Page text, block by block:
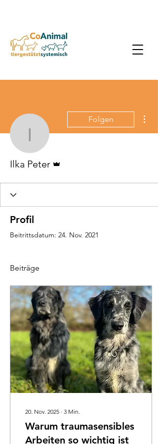
Ilka Peter
Folgen
Ilka Peter
Profil
Beitrittsdatum: 24. Nov. 2021
Beiträge
20. Nov. 2025 ∙ 3 Min.
Warum traumasensibles
Arbeiten so wichtig ist